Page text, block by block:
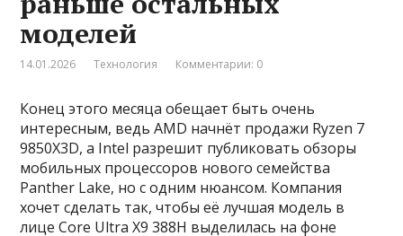
моделей
14.01.2026 Технология Комментарии: 0
Конец этого месяца обещает быть очень
интересным, ведь AMD начнёт продажи Ryzen 7
9850X3D, а Intel разрешит публиковать обзоры
мобильных процессоров нового семейства
Panther Lake, но с одним нюансом. Компания
хочет сделать так, чтобы её лучшая модель в
лице Core Ultra X9 388H выделилась на фоне